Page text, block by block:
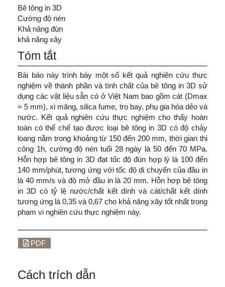
Bê tông in 3D
Cường độ nén
Khả năng đùn
khả năng xây
Tóm tắt
Bài báo này trình bày một số kết quả nghiên cứu thực
nghiệm về thành phần và tính chất của bê tông in 3D sử
dụng các vật liệu sẵn có ở Việt Nam bao gồm cát (Dmax
= 5 mm), xi măng, silica fume, tro bay, phụ gia hóa dẻo và
nước. Kết quả nghiên cứu thực nghiệm cho thấy hoàn
toàn có thể chế tạo được loại bê tông in 3D có độ chảy
loang nằm trong khoảng từ 150 đến 200 mm, thời gian thi
công 1h, cường độ nén tuổi 28 ngày là 50 đến 70 MPa.
Hỗn hợp bê tông in 3D đạt tốc độ đùn hợp lý là 100 đến
140 mm/phút, tương ứng với tốc độ di chuyển của đầu in
là 40 mm/s và độ mở đầu in là 20 mm. Hỗn hợp bê tông
in 3D có tỷ lệ nước/chất kết dính và cát/chất kết dính
tương ứng là 0,35 và 0,67 cho khả năng xây tốt nhất trong
phạm vi nghiên cứu thực nghiệm này.
PDF
Cách trích dẫn